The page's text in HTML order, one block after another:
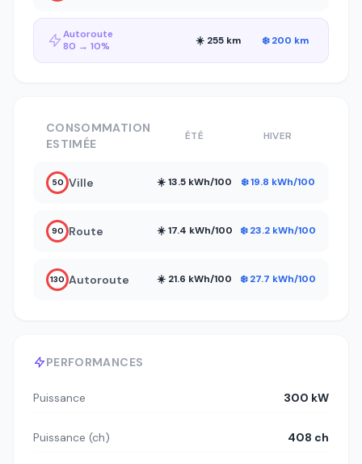
Autoroute
80 → 10%
☀️ 255 km ❄️ 200 km
PERFORMANCES
Puissance 300 kW
Puissance (ch) 408 ch
CONSOMMATION
ESTIMÉE
ÉTÉ HIVER
50 Ville ☀️ 13.5 kWh/100 ❄️ 19.8 kWh/100
90 Route ☀️ 17.4 kWh/100 ❄️ 23.2 kWh/100
130 Autoroute ☀️ 21.6 kWh/100 ❄️ 27.7 kWh/100